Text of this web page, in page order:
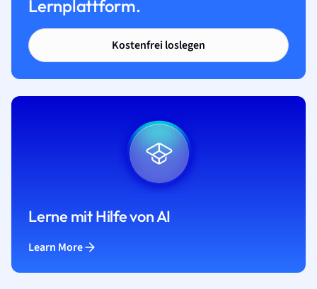
Lernplattform.
Kostenfrei loslegen
Lerne mit Hilfe von AI
Learn More